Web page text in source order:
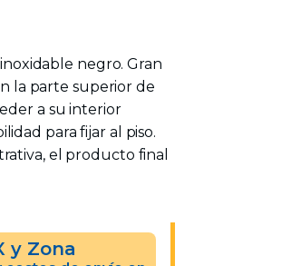
negro. Gran
la parte superior de
a su interior
para fijar al piso.
el producto final
y Zona